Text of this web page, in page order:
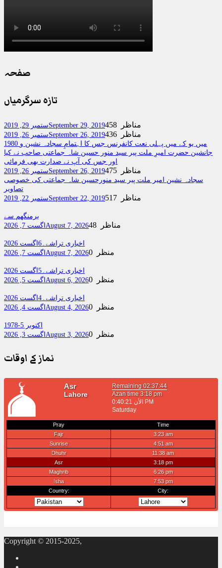
صفحہ
تازہ سرگرمیاں
ستمبر 29, 2019September 29, 2019 458 مناظر
ستمبر 26, 2019September 26, 2019 436 مناظر
1980 میں یو کے میں پہلی نعت کانفرنس جس کا اہتمامِ سجادہ نشین و
جانشین حضرت امیرِ ملت پیر سید منور حسین شاہ جماعتی صاحب نے کیا
اور جس کی آپ نے صدارت بھی فرمائی
ستمبر 26, 2019September 26, 2019 475 مناظر
سجادہ نشین امیر ملت پیر سید منورحسین شاہ جماعتی کی خصوصی
تصاویر
ستمبر 22, 2019September 22, 2019 517 مناظر
برمنگھم سے
اگست 7, 2026 August 7, 2026 48 مناظر
اخباری تراشے۔6اگست 2026
اگست 7, 2026 August 7, 2026 0 منظر
اخباری تراشے۔5اگست 2026
اگست 5, 2026 August 6, 2026 0 منظر
اخباری تراشے۔4اگست 2026
اگست 4, 2026 August 4, 2026 0 منظر
اکتوبر 5-1978
اگست 3, 2026 August 3, 2026 0 منظر
نماز کے اوقات
Copyright © 2015-2025,